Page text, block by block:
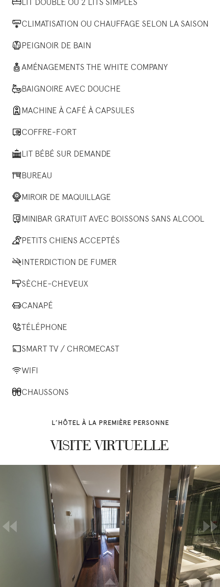
LIT DOUBLE OU 2 LITS SIMPLES
CLIMATISATION OU CHAUFFAGE SELON LA SAISON
PEIGNOIR DE BAIN
AMÉNAGEMENTS THE WHITE COMPANY
BAIGNOIRE AVEC DOUCHE
MACHINE À CAFÉ À CAPSULES
COFFRE-FORT
LIT BÉBÉ SUR DEMANDE
BUREAU
MIROIR DE MAQUILLAGE
MINIBAR GRATUIT AVEC BOISSONS SANS ALCOOL
PETITS CHIENS ACCEPTÉS
INTERDICTION DE FUMER
SÈCHE-CHEVEUX
CANAPÉ
TÉLÉPHONE
SMART TV / CHROMECAST
WIFI
CHAUSSONS
L’HÔTEL À LA PREMIÈRE PERSONNE
VISITE VIRTUELLE